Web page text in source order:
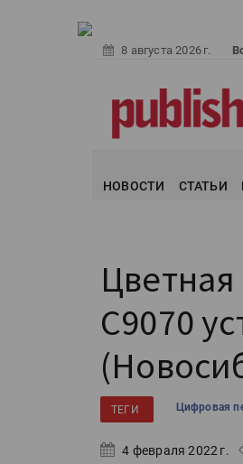
8 августа 2026 г.
НОВОСТИ СТАТЬИ
C9070
ТЕГИ Цифровая
4 февраля 2022 г.